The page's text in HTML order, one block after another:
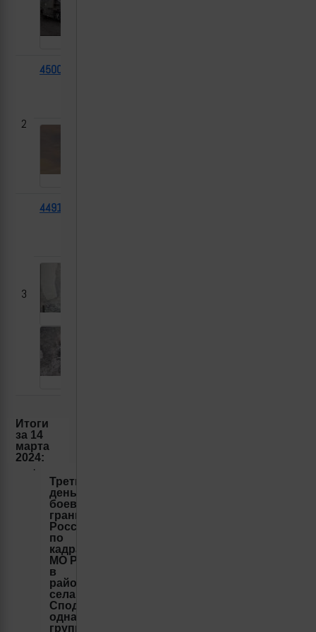
2
45007
3
44917
Итоги
за 14
марта
2024:
·
Третий
день
боев на
границе
России,
по
кадрам
МО РФ
в
районе
села
Сподарюшино
одна из
групп